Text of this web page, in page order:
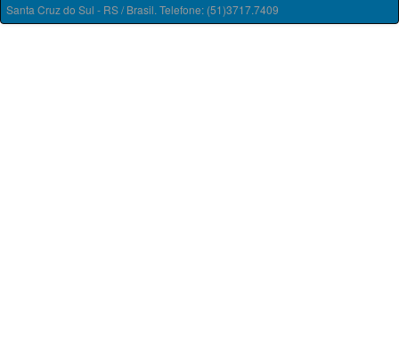
Santa Cruz do Sul - RS / Brasil. Telefone: (51)3717.7409